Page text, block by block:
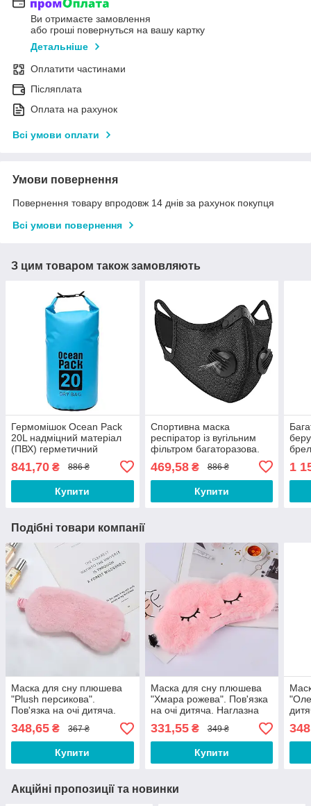
Ви отримаєте замовлення
або гроші повернуться на вашу картку
Детальніше
Оплатити частинами
Післяплата
Оплата на рахунок
Всі умови оплати
Умови повернення
Повернення товару впродовж 14 днів за рахунок покупця
Всі умови повернення
З цим товаром також замовляють
Гермомішок Ocean Pack
20L надміцний матеріал
(ПВХ) герметичний
рюкзак, водонепроникна
сумка Синій
841,70 ₴ 886 ₴
Купити
Спортивна маска
респіратор із вугільним
фільтром багаторазова.
Маска для тренувань
CV543Q
469,58₴ 886 ₴
Купити
1
Подібні товари компанії
Маска для сну плюшева
"Plush персикова".
Пов'язка на очі дитяча.
Наглазна маска жіноча
348,65 ₴ 367 ₴
Купити
Маска для сну плюшева
"Хмара рожева". Пов'язка
на очі дитяча. Наглазна
маска жіноча
331,55₴ 349 ₴
Купити
Акційні пропозиції та новинки